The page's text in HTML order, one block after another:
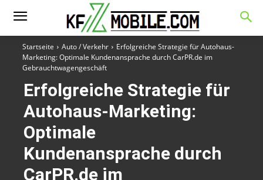
Startseite Auto / Verkehr
Erfolgreiche Strategie für Autohaus-
Marketing: Optimale Kundenansprache durch CarPR.de im
Gebrauchtwagengeschäft
Erfolgreiche Strategie für
Autohaus-Marketing:
Optimale
Kundenansprache durch
CarPR.de im